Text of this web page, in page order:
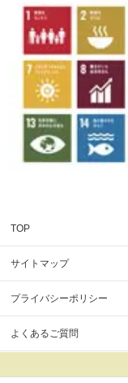
TOP
サイトマップ
プライバシーポリシー
よくあるご質問